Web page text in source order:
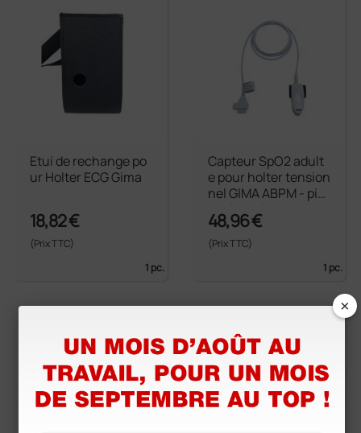
Etui de rechange po
ur Holter ECG Gima
18,82 €
(Prix TTC)
1 pc.
Capteur SpO2 adult
e pour holter tension
nel GIMA ABPM - piè
ce de rechange
48,96 €
(Prix TTC)
1 pc.
×